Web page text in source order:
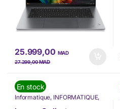
25.999,00 MAD
27.299,00MAD
En stock
Informatique, INFORMATIQUE,
Nos Marques